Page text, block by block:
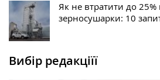
Як не втратити до 25%
зерносушарки: 10
Вибір редакціїї